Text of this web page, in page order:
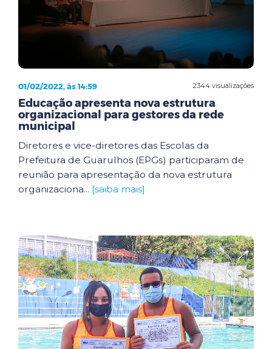
2344 visualizações
01/02/2022, às 14:59
Educação apresenta nova estrutura
organizacional para gestores da rede
municipal
Diretores e vice-diretores das Escolas da
Prefeitura de Guarulhos (EPGs) participaram de
reunião para apresentação da nova estrutura
organizaciona... [saiba mais]